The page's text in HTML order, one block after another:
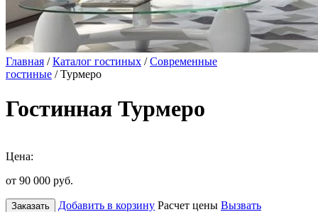
Главная /Каталог гостиных /Современные
гостиные / Турмеро
Гостинная Турмеро
Цена:
от 90 000 руб.
Заказать Добавить в корзину Расчет цены Вызвать